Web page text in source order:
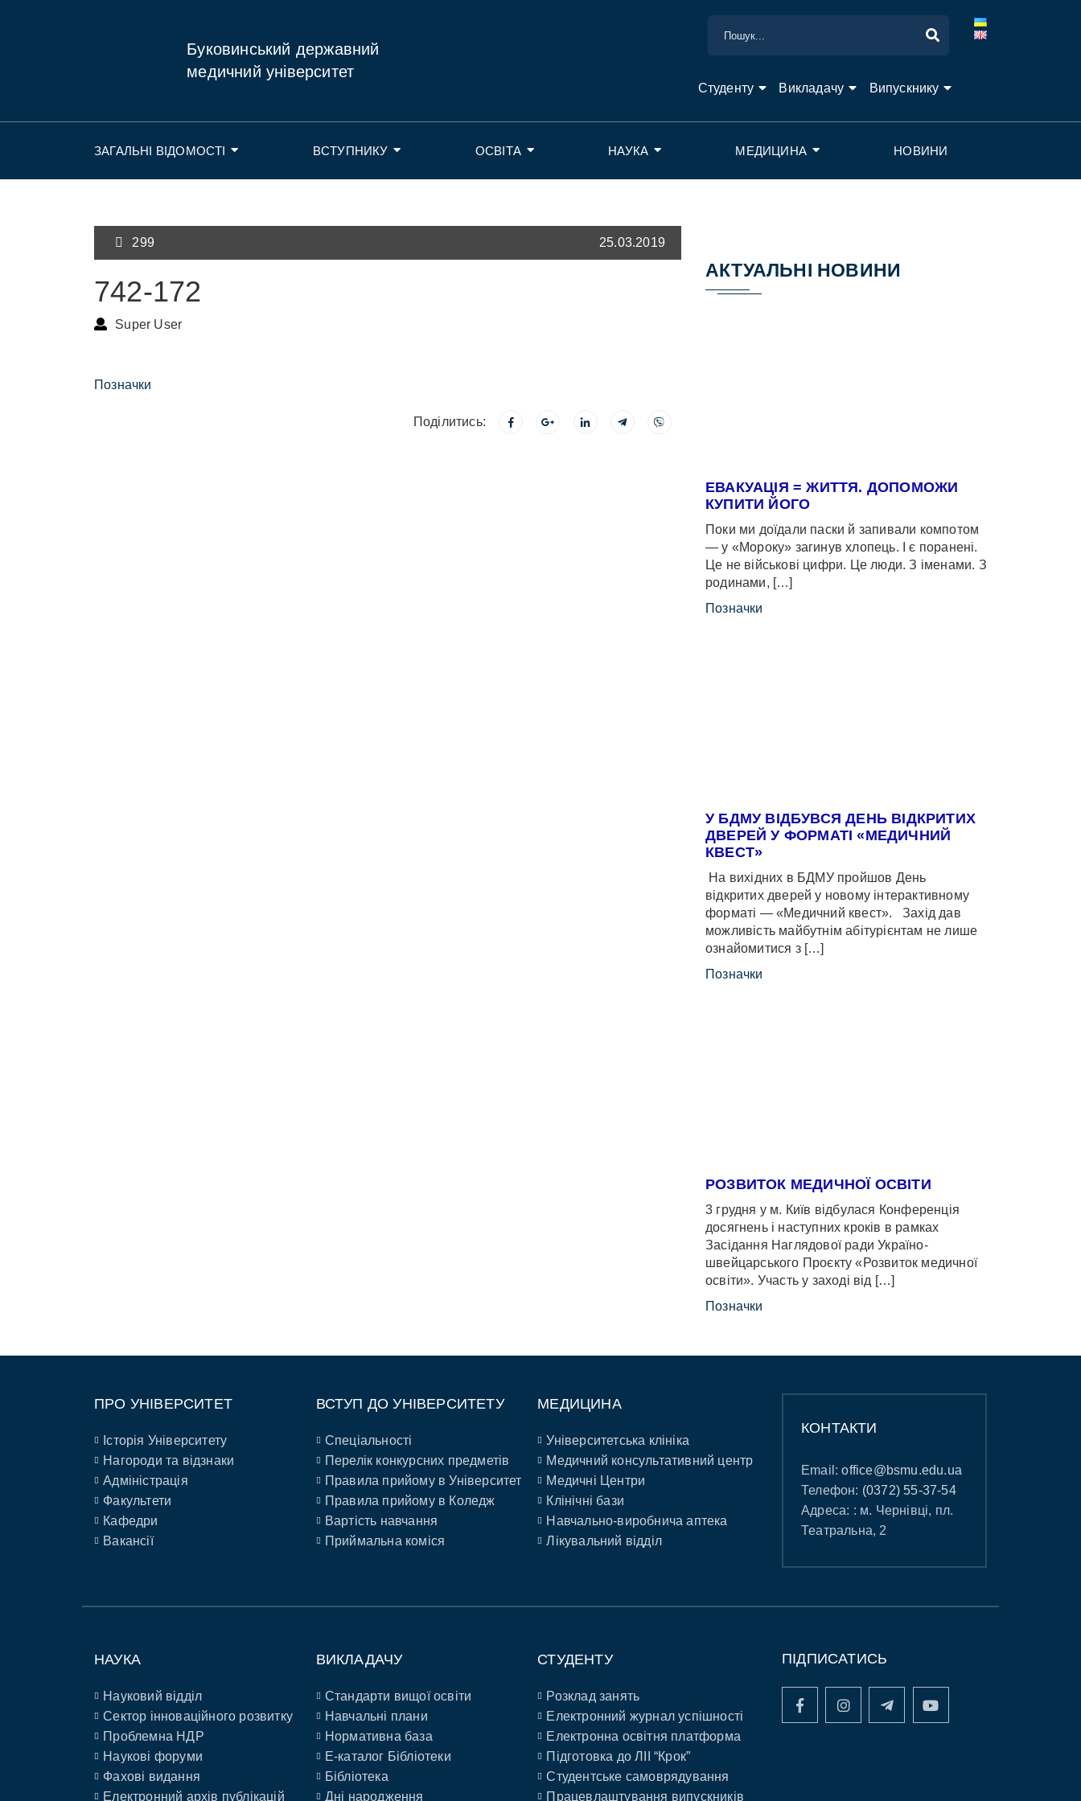
Буковинський державний
медичний університет
Студенту Викладачу Випускнику
ЗАГАЛЬНІ ВІДОМОСТІ ВСТУПНИКУ ОСВІТА НАУКА МЕДИЦИНА НОВИНИ
299 25.03.2019
742-172
Super User
Позначки
Поділитись:
АКТУАЛЬНІ НОВИНИ
ЕВАКУАЦІЯ = ЖИТТЯ. ДОПОМОЖИ
КУПИТИ ЙОГО
Поки ми доїдали паски й запивали компотом
— у «Мороку» загинув хлопець. І є поранені.
Це не військові цифри. Це люди. З іменами. З
родинами, […]
Позначки
У БДМУ ВІДБУВСЯ ДЕНЬ ВІДКРИТИХ
ДВЕРЕЙ У ФОРМАТІ «МЕДИЧНИЙ
КВЕСТ»
На вихідних в БДМУ пройшов День
відкритих дверей у новому інтерактивному
форматі — «Медичний квест». Захід дав
можливість майбутнім абітурієнтам не лише
ознайомитися з […]
Позначки
РОЗВИТОК МЕДИЧНОЇ ОСВІТИ
3 грудня у м. Київ відбулася Конференція
досягнень і наступних кроків в рамках
Засідання Наглядової ради Україно-
швейцарського Проєкту «Розвиток медичної
освіти». Участь у заході від […]
Позначки
ПРО УНІВЕРСИТЕТ
Історія Університету
Нагороди та відзнаки
Адміністрація
Факультети
Кафедри
Вакансії
ВСТУП ДО УНІВЕРСИТЕТУ
Спеціальності
Перелік конкурсних предметів
Правила прийому в Університет
Правила прийому в Коледж
Вартість навчання
Приймальна коміся
МЕДИЦИНА
Університетська клініка
Медичний консультативний центр
Медичні Центри
Клінічні бази
Навчально-виробнича аптека
Лікувальний відділ
КОНТАКТИ
Email:office@bsmu.edu.ua
Телефон: (0372) 55-37-54
Адреса: : м. Чернівці, пл.
Театральна, 2
НАУКА
Науковий відділ
Сектор інноваційного розвитку
Проблемна НДР
Наукові форуми
Фахові видання
Електронний архів публікацій
ВИКЛАДАЧУ
Стандарти вищої освіти
Навчальні плани
Нормативна база
E-каталог Бібліотеки
Бібліотека
Дні народження
СТУДЕНТУ
Розклад занять
Електронний журнал успішності
Електронна освітня платформа
Підготовка до ЛІІ “Крок”
Студентське самоврядування
Працевлаштування випускників
ПІДПИСАТИСЬ